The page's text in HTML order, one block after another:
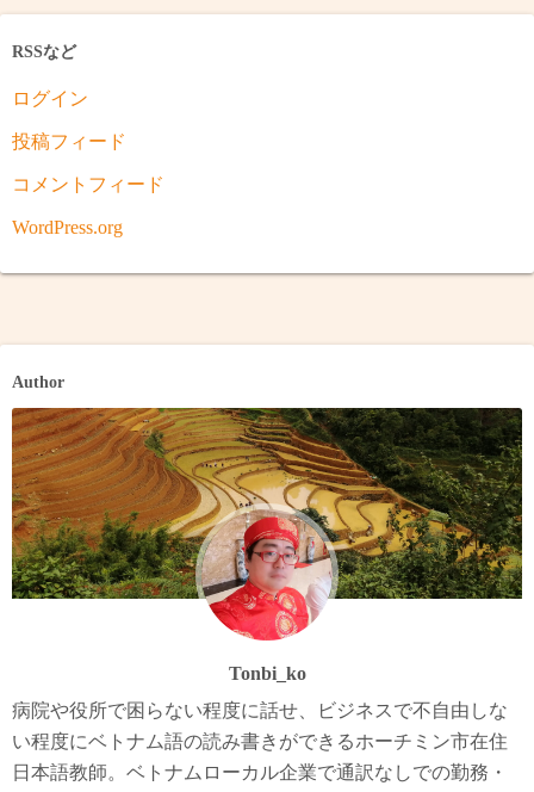
RSSなど
ログイン
投稿フィード
コメントフィード
WordPress.org
Author
Tonbi_ko
病院や役所で困らない程度に話せ、ビジネスで不自由しな
い程度にベトナム語の読み書きができるホーチミン市在住
日本語教師。ベトナムローカル企業で通訳なしでの勤務・